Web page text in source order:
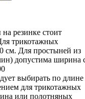
резинке стоит
трикотажных
см. Для простыней из
допустима ширина
выбирать по длине
для трикотажных
или полотняных